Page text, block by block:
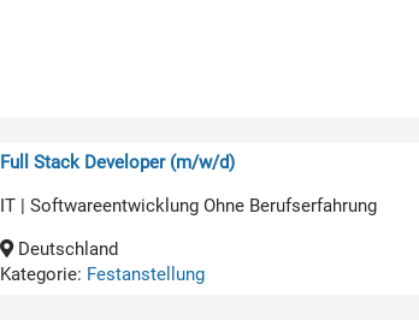
Full Stack Developer (m/w/d)
IT | Softwareentwicklung Ohne Berufserfahrung
Deutschland
Kategorie: Festanstellung